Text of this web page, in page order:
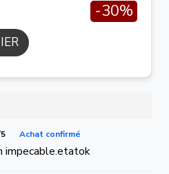
-30%
Achat confirmé
impecable.etatok